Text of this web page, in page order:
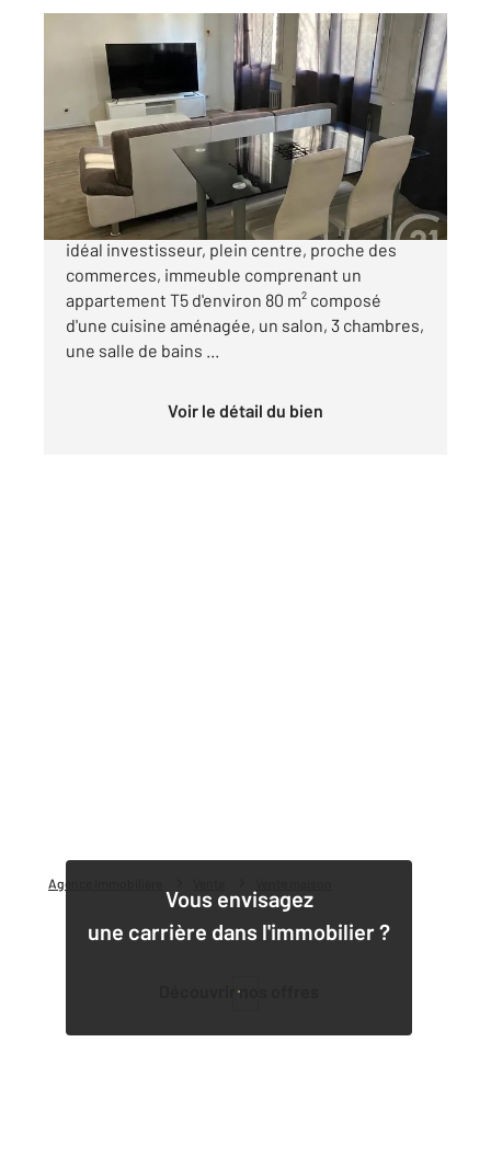
Agence immobilière
LAGNIEU 01
130 m
Ref : 395
Maison à vendre
248 000 €
Centre de Lagnieu, 10 mn de la plaine de l'Ain,
idéal investisseur, plein centre, proche des
commerces, immeuble comprenant un
appartement T5 d'environ 80 m² composé
d'une cuisine aménagée, un salon, 3 chambres,
une salle de bains ...
Voir le détail du bien
Vous envisagez
une carrière dans l'immobilier ?
Découvrir nos offres